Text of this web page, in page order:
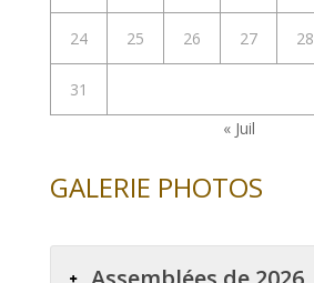
24 25 26 27 28
31
« Juil
GALERIE PHOTOS